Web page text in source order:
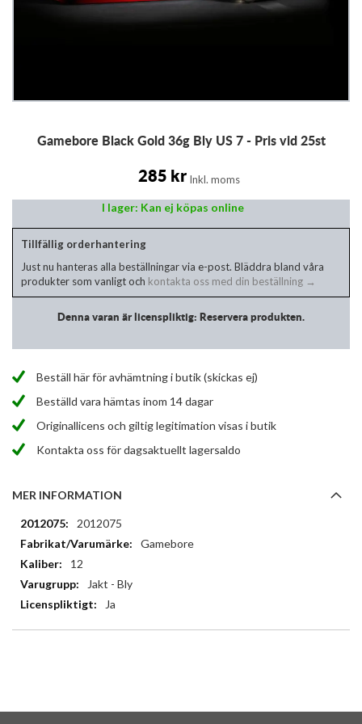
Gamebore Black Gold 36g Bly US 7 - Pris vid 25st
285 kr Inkl. moms
I lager: Kan ej köpas online
Tillfällig orderhantering
Just nu hanteras alla beställningar via e-post. Bläddra bland våra
produkter som vanligt och kontakta oss med din beställning →
Denna varan är licenspliktig: Reservera produkten.
Beställ här för avhämtning i butik (skickas ej)
Beställd vara hämtas inom 14 dagar
Originallicens och giltig legitimation visas i butik
Kontakta oss för dagsaktuellt lagersaldo
MER INFORMATION
Mer
information
2012075
Gamebore
12
Jakt - Bly
Ja